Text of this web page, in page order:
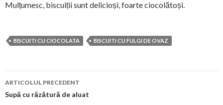
Mulțumesc, biscuiții sunt delicioși, foarte ciocolătoși.
BISCUITI CU CIOCOLATA BISCUITI CU FULGI DE OVAZ
Navigare
în
ARTICOLUL PRECEDENT
Supă cu răzătură de aluat